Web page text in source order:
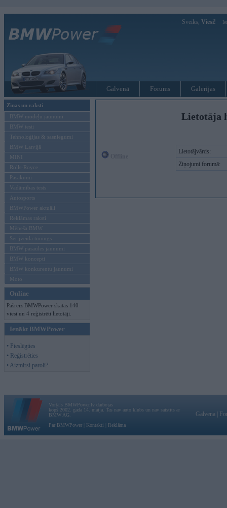
Sveiks, Viesi!
Galvenā Forums Galerijas
Ziņas un raksti
BMW modeļu jaunumi
BMW testi
Tehnoloģijas & sasniegumi
BMW Latvijā
MINI
Rolls-Royce
Pasākumi
Vadāmības tests
Autosports
BMWPower aktuāli
Reklāmas raksti
Mēneša BMW
Sērijveida tūnings
BMW pasaules jaunumi
BMW koncepti
BMW konkurentu jaunumi
Moto
Online
Pašreiz BMWPower skatās 140
viesi un 4 reģistrēti lietotāji.
Ienākt BMWPower
• Pieslēgties
• Reģistrēties
• Aizmirsi paroli?
Lietotāja
Lietotājvārds:
Ziņojumi forumā:
Vortāls BMWPower.lv darbojas
kopš 2002. gada 14. maija. Tas nav auto klubs un nav saistīts ar
BMW AG.
Par BMWPower
Kontakti Reklāma
Galvena